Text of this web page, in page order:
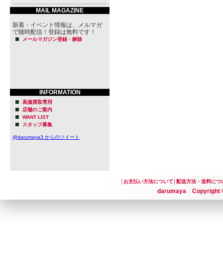
MAIL MAGAZINE
新着・イベント情報は、メルマガ
で随時配信！登録は無料です！
メールマガジン登録・解除
INFORMATION
高価買取専用
店舗のご案内
WANT LIST
スタッフ募集
@darumaya3 からのツイート
お支払い方法について│ 配送方法・送料につ
darumaya Copyright